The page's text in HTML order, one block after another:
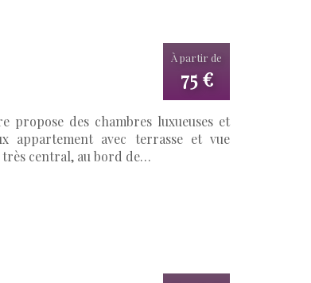
À partir de
75 €
propose des chambres luxueuses et
appartement avec terrasse et vue
très central, au bord de…